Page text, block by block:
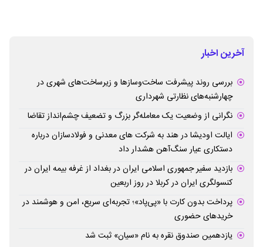
آخرین اخبار
بررسی روند پیشرفت ساخت‌وسازها و زیرساخت‌های شهری در
چهارشنبه‌های نظارتی شهرداری
نگرانی از وضعیت یک معامله‌گر بزرگ و تضعیف چشم‌انداز تقاضا
ایالت اودیشا در هند به شرکت های معدنی و فولادسازان درباره
دستکاری عیار سنگ‌آهن هشدار داد
بازدید سفیر جمهوری اسلامی ایران در بغداد از غرفه بیمه ایران در
کنسولگری ایران در کربلا در روز اربعین
پرداخت بدون کارت با «پی‌پاد»؛ تجربه‌ای سریع، امن و هوشمند در
خریدهای حضوری
یازدهمین صندوق نقره به نام «سیان» ثبت شد